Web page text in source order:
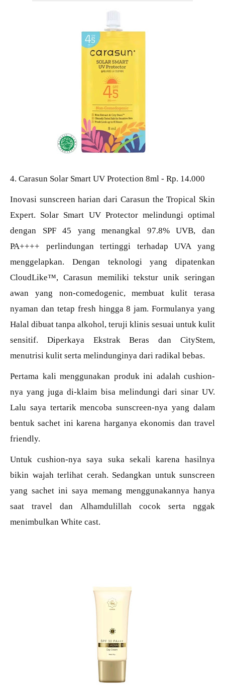
4. Carasun Solar Smart UV Protection 8ml - Rp. 14.000
Inovasi sunscreen harian dari Carasun the Tropical Skin
Expert. Solar Smart UV Protector melindungi optimal
dengan SPF 45 yang menangkal 97.8% UVB, dan
PA++++ perlindungan tertinggi terhadap UVA yang
menggelapkan. Dengan teknologi yang dipatenkan
CloudLike™️, Carasun memiliki tekstur unik seringan
awan yang non-comedogenic, membuat kulit terasa
nyaman dan tetap fresh hingga 8 jam. Formulanya yang
Halal dibuat tanpa alkohol, teruji klinis sesuai untuk kulit
sensitif. Diperkaya Ekstrak Beras dan CityStem,
menutrisi kulit serta melindunginya dari radikal bebas.
Pertama kali menggunakan produk ini adalah cushion-
nya yang juga di-klaim bisa melindungi dari sinar UV.
Lalu saya tertarik mencoba sunscreen-nya yang dalam
bentuk sachet ini karena harganya ekonomis dan travel
friendly.
Untuk cushion-nya saya suka sekali karena hasilnya
bikin wajah terlihat cerah. Sedangkan untuk sunscreen
yang sachet ini saya memang menggunakannya hanya
saat travel dan Alhamdulillah cocok serta nggak
menimbulkan White cast.